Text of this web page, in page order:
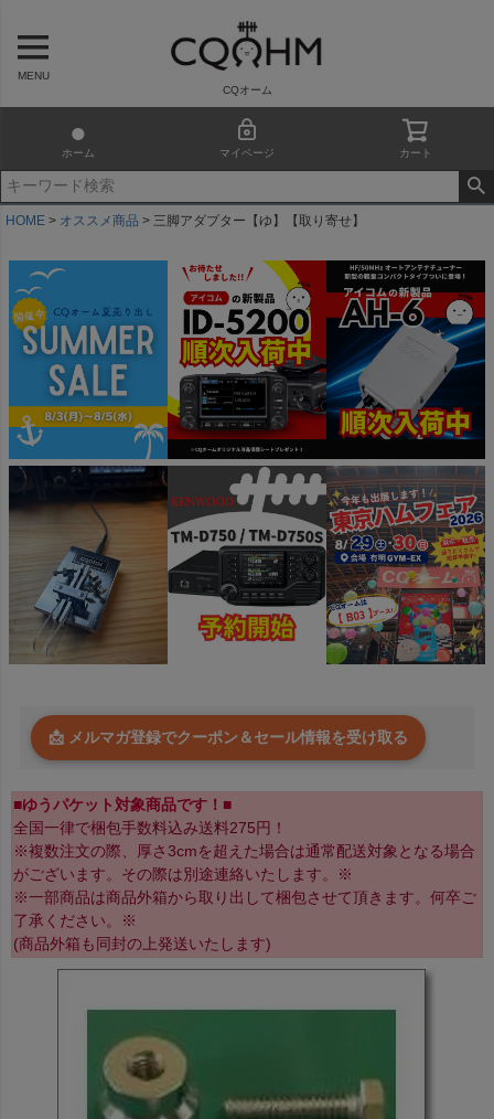
MENU
CQオーム
ホーム マイページ カート
HOME オススメ商品 三脚アダプター【ゆ】【取り寄せ】
📩 メルマガ登録でクーポン＆セール情報を受け取る
■ゆうパケット対象商品です！■
全国一律で梱包手数料込み送料275円！
※複数注文の際、厚さ3cmを超えた場合は通常配送対象となる場合
がございます。その際は別途連絡いたします。※
※一部商品は商品外箱から取り出して梱包させて頂きます。何卒ご
了承ください。※
(商品外箱も同封の上発送いたします)